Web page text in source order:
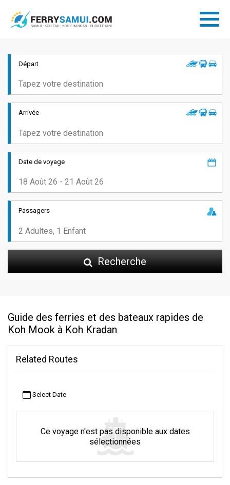
Départ
Arrivée
Date de voyage
Passagers
Recherche
Guide des ferries et des bateaux rapides de
Koh Mook à Koh Kradan
Related Routes
Select Date
Ce voyage n'est pas disponible aux dates
sélectionnées